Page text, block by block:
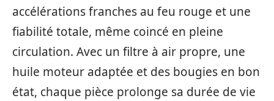
accélérations franches au feu rouge et une
fiabilité totale, même coincé en pleine
circulation. Avec un filtre à air propre, une
huile moteur adaptée et des bougies en bon
état, chaque pièce prolonge sa durée de vie